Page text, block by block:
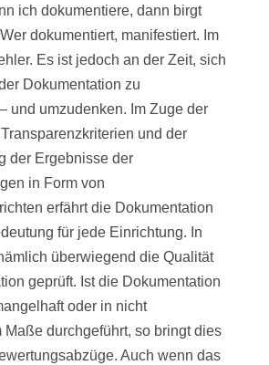
ich dokumentiere, dann birgt
dokumentiert, manifestiert. Im
Es ist jedoch an der Zeit, sich
Dokumentation zu
und umzudenken. Im Zuge der
und der
der Ergebnisse der
in Form von
erfährt die Dokumentation
für jede Einrichtung. In
überwiegend die Qualität
geprüft. Ist die Dokumentation
oder in nicht
Maße durchgeführt, so bringt dies
Auch wenn das